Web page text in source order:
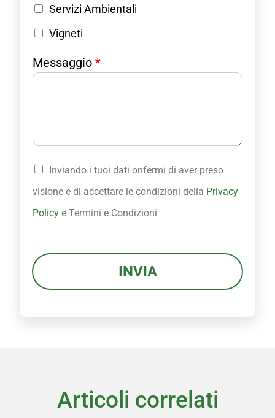
i
A
e
a
Servizi Ambientali
Vigneti
*
*
c
Messaggio *
P
i
v
a
P
o
c
Inviando i tuoi dati onfermi di aver preso
visione e di accettare le condizioni della Privacy
Policye Termini e Condizioni
INVIA
Articoli correlati